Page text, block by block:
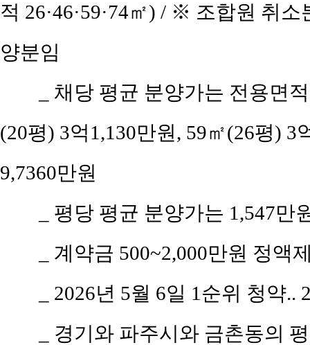
적 26·46·59·74㎡) / ※ 조합원 취
양분임
_ 채당 평균 분양가는 전용면
(20평) 3억1,130만원, 59㎡(26평) 3
9,7360만원
_ 평당 평균 분양가는 1,547
_ 계약금 500~2,000만원 정액
_ 2026년 5월 6일 1순위 청약
_ 경기와 파주시와 금촌동의